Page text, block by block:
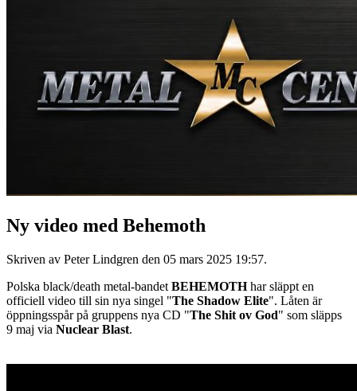
Ny video med Behemoth
Skriven av Peter Lindgren den 05 mars 2025 19:57.
Polska black/death metal-bandet BEHEMOTHhar släppt en
officiell video till sin nya singel "The Shadow Elite". Låten är
öppningsspår på gruppens nya CD "The Shit ov God" som släpps
9 maj via Nuclear Blast.